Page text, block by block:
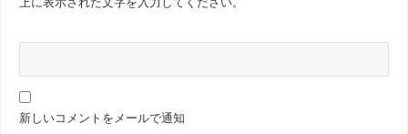
新しいコメントをメールで通知